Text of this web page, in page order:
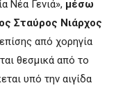
Νέα Γενιά», μέσω
Σταύρος Νιάρχος
από χορηγία
θεσμικά από το
υπό την αιγίδα